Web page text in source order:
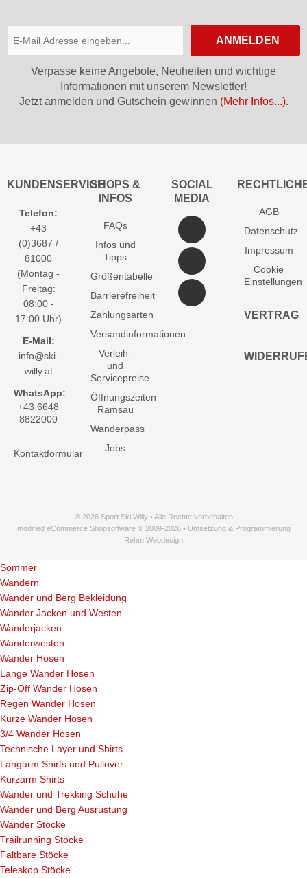
ANMELDEN
Verpasse keine Angebote, Neuheiten und wichtige
Informationen mit unserem Newsletter!
Jetzt anmelden und Gutschein gewinnen (Mehr Infos...).
KUNDENSERVICE
Telefon:
+43
(0)3687 /
81000
(Montag -
Freitag:
08:00 -
17:00 Uhr)
E-Mail:
info@ski-
willy.at
WhatsApp:
+43 6648
8822000
Kontaktformular
SHOPS &
INFOS
FAQs
Infos und
Tipps
Größentabelle
Barrierefreiheit
Zahlungsarten
Versandinformationen
Verleih-
und
Servicepreise
Öffnungszeiten
Ramsau
Wanderpass
Jobs
SOCIAL
MEDIA
AGB
Datenschutz
Impressum
Cookie
Einstellungen
VERTRAG
© 2026 Sport Ski Willy • Alle Rechte vorbehalten
modified eCommerce Shopsoftware © 2009-2026 • Umsetzung & Programmierung
Rehm Webdesign
Sommer
Wandern
Wander und Berg Bekleidung
Wander Jacken und Westen
Wanderjacken
Wanderwesten
Wander Hosen
Lange Wander Hosen
Zip-Off Wander Hosen
Regen Wander Hosen
Kurze Wander Hosen
3/4 Wander Hosen
Technische Layer und Shirts
Langarm Shirts und Pullover
Kurzarm Shirts
Wander und Trekking Schuhe
Wander und Berg Ausrüstung
Wander Stöcke
Trailrunning Stöcke
Faltbare Stöcke
Teleskop Stöcke